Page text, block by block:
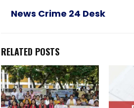
News Crime 24 Desk
RELATED POSTS